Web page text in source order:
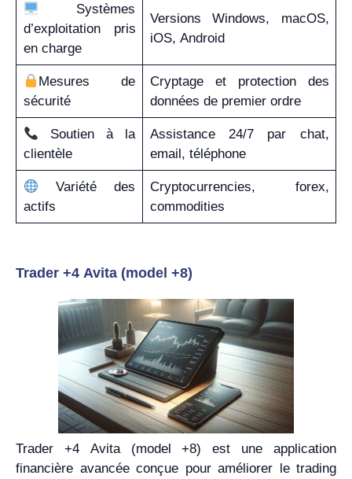
Systèmes
d’exploitation pris
en charge
Versions Windows, macOS,
iOS, Android
Mesures de
sécurité
Cryptage et protection des
données de premier ordre
Soutien à la
clientèle
Assistance 24/7 par chat,
email, téléphone
Variété des
actifs
Cryptocurrencies, forex,
commodities
Trader +4 Avita (model +8)
Trader +4 Avita (model +8) est une application
financière avancée conçue pour améliorer le trading